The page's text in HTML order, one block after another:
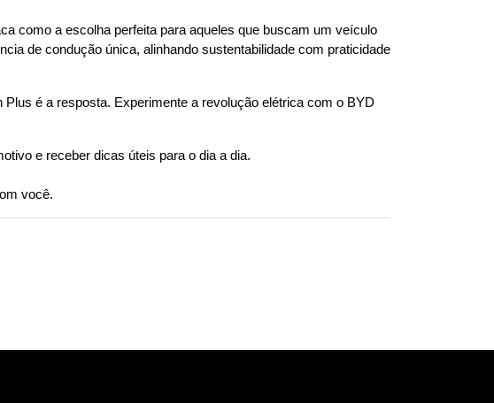
como a escolha perfeita para aqueles que buscam um veículo
de condução única, alinhando sustentabilidade com praticidade
é a resposta. Experimente a revolução elétrica com o BYD
e receber dicas úteis para o dia a dia.
você.